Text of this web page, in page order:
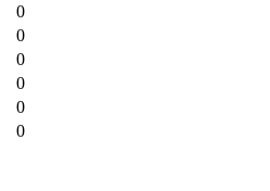
0
0
0
0
0
0